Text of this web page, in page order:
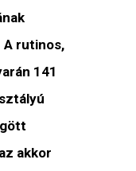
A rutinos,
141
akkor